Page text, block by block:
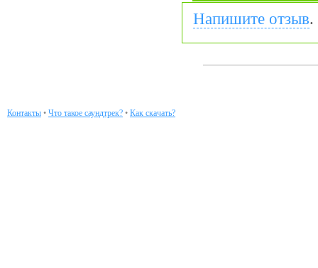
Напишите отзыв.
Контакты • Что такое саундтрек? • Как скачать?